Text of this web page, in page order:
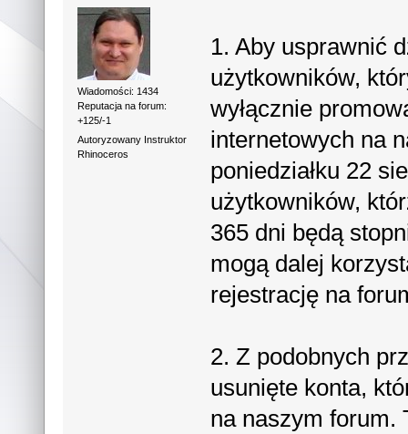
Wiadomości: 1434
Reputacja na forum:
+125/-1
Autoryzowany Instruktor
Rhinoceros
1. Aby usprawnić
użytkowników,
wyłącznie
internetowych na
poniedziałku 22
użytkowników,
365 dni będą
mogą dalej
rejestrację na
2. Z podobnych
usunięte konta,
na naszym forum.